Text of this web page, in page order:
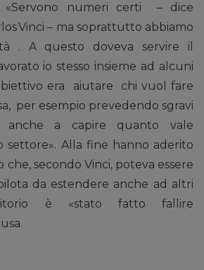
«Servono numeri certi – dice
Vinci – ma soprattutto abbiamo
. A questo doveva servire il
io stesso insieme ad alcuni
era aiutare chi vuol fare
per esempio prevedendo sgravi
anche a capire quanto vale
settore». Alla fine hanno aderito
secondo Vinci, poteva essere
da estendere anche ad altri
è «stato fatto fallire